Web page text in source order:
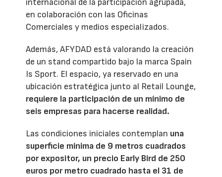
internacional de la participación agrupada,
en colaboración con las Oficinas
Comerciales y medios especializados.
Además, AFYDAD está valorando la creación
de un stand compartido bajo la marca Spain
Is Sport. El espacio, ya reservado en una
ubicación estratégica junto al Retail Lounge,
requiere la participación de un mínimo de
seis empresas para hacerse realidad.
Las condiciones iniciales contemplan una
superficie mínima de 9 metros cuadrados
por expositor, un precio Early Bird de 250
euros por metro cuadrado hasta el 31 de